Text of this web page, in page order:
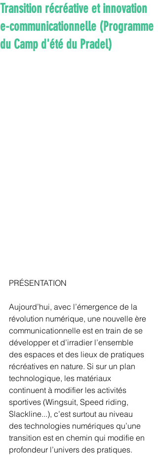
Transition récréative et innovation
e-communicationnelle (Programme
du Camp d'été du Pradel)
PRÉSENTATION
Aujourd’hui, avec l’émergence de la
révolution numérique, une nouvelle ère
communicationnelle est en train de se
développer et d’irradier l’ensemble
des espaces et des lieux de pratiques
récréatives en nature. Si sur un plan
technologique, les matériaux
continuent à modifier les activités
sportives (Wingsuit, Speed riding,
Slackline...), c’est surtout au niveau
des technologies numériques qu’une
transition est en chemin qui modifie en
profondeur l’univers des pratiques.